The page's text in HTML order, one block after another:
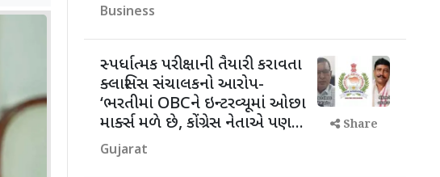
Business
સ્પર્ધાત્મક પરીક્ષાની તૈયારી કરાવતા
ક્લાસિસ સંચાલકનો આરોપ-
‘ભરતીમાં OBCને ઇન્ટરવ્યૂમાં ઓછા
માર્ક્સ મળે છે, કોંગ્રેસ નેતાએ પણ...
Gujarat
Share